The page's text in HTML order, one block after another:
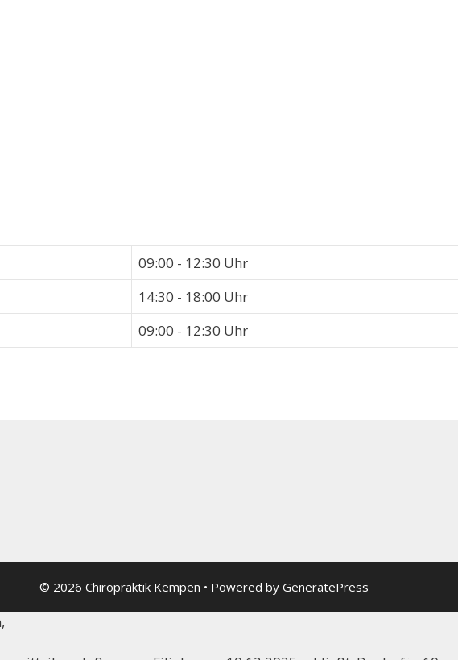
09:00 - 12:30 Uhr
14:30 - 18:00 Uhr
09:00 - 12:30 Uhr
© 2026 Chiropraktik Kempen • Powered by GeneratePress